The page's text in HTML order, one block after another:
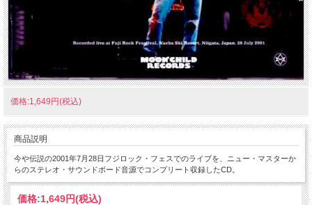
価格:1,649円(税込)
商品説明
今や伝説の2001年7月28日フジロック・フェスでのライブを、ニュー・マスターか
らのステレオ・サウンドボード音源でコンプリート収録したCD。
価格:1,649円(税込)